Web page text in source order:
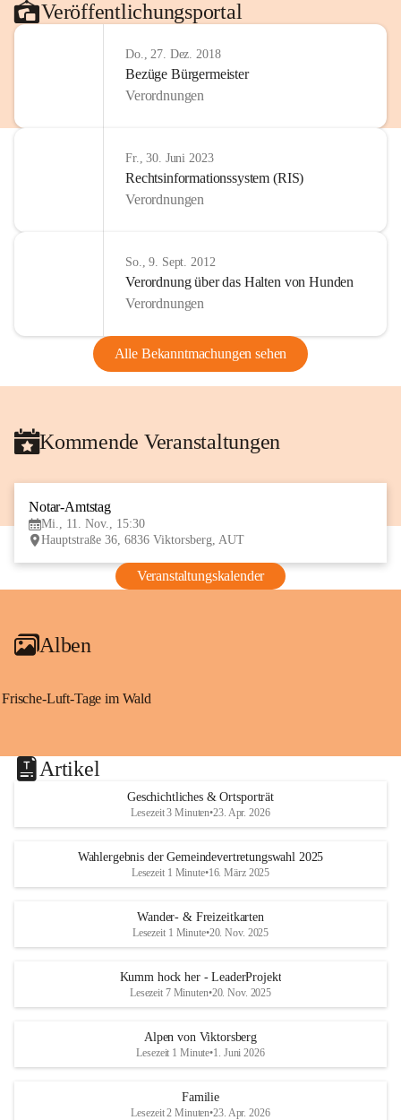
Veröffentlichungsportal
Do., 27. Dez. 2018
Bezüge Bürgermeister
Verordnungen
Fr., 30. Juni 2023
Rechtsinformationssystem (RIS)
Verordnungen
So., 9. Sept. 2012
Verordnung über das Halten von Hunden
Verordnungen
Alle Bekanntmachungen sehen
Kommende Veranstaltungen
Notar-Amtstag
Mi., 11. Nov., 15:30
Hauptstraße 36, 6836 Viktorsberg, AUT
Veranstaltungskalender
Alben
Frische-Luft-Tage im Wald
Artikel
Geschichtliches & Ortsporträt
Lesezeit 3 Minuten•23. Apr. 2026
Wahlergebnis der Gemeindevertretungswahl 2025
Lesezeit 1 Minute•16. März 2025
Wander- & Freizeitkarten
Lesezeit 1 Minute•20. Nov. 2025
Kumm hock her - LeaderProjekt
Lesezeit 7 Minuten•20. Nov. 2025
Alpen von Viktorsberg
Lesezeit 1 Minute•1. Juni 2026
Familie
Lesezeit 2 Minuten•23. Apr. 2026